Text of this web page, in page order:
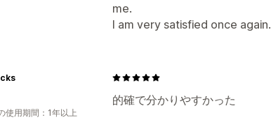
me.
I am very satisfied once again.
的確で分かりやすかった
使用期間：1年以上